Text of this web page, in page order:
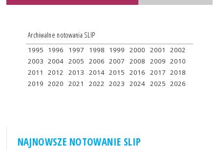
Archiwalne notowania SLIP
1995 1996 1997 1998 1999 2000 2001
2002
2003 2004 2005 2006 2007 2008 2009 2010
2011
2012 2013 2014 2015 2016 2017 2018
2019 2020 2021 2022 2023 2024 2025 2026
NAJNOWSZE NOTOWANIE SLIP